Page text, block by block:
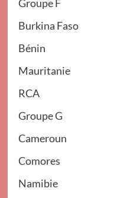
Groupe F
Burkina Faso
Bénin
Mauritanie
RCA
Groupe G
Cameroun
Comores
Namibie